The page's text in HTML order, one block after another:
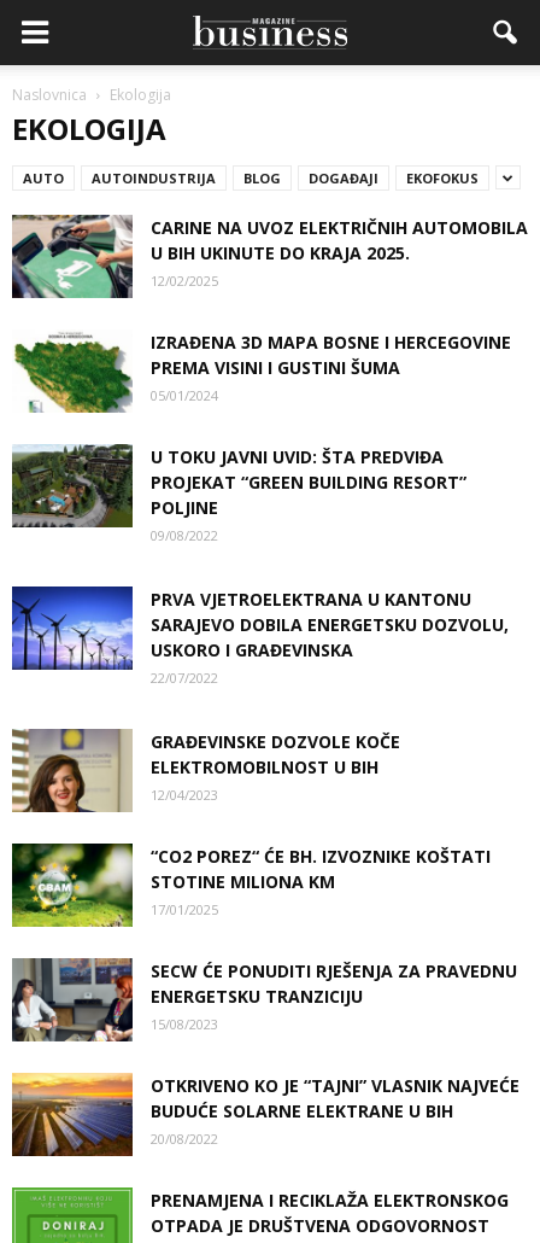
Naslovnica Ekologija
EKOLOGIJA
AUTO AUTOINDUSTRIJA BLOG DOGAĐAJI EKOFOKUS
CARINE NA UVOZ ELEKTRIČNIH AUTOMOBILA
U BIH UKINUTE DO KRAJA 2025.
12/02/2025
IZRAĐENA 3D MAPA BOSNE I HERCEGOVINE
PREMA VISINI I GUSTINI ŠUMA
05/01/2024
U TOKU JAVNI UVID: ŠTA PREDVIĐA
PROJEKAT “GREEN BUILDING RESORT”
POLJINE
09/08/2022
PRVA VJETROELEKTRANA U KANTONU
SARAJEVO DOBILA ENERGETSKU DOZVOLU,
USKORO I GRAĐEVINSKA
22/07/2022
GRAĐEVINSKE DOZVOLE KOČE
ELEKTROMOBILNOST U BIH
12/04/2023
“CO2 POREZ“ ĆE BH. IZVOZNIKE KOŠTATI
STOTINE MILIONA KM
17/01/2025
SECW ĆE PONUDITI RJEŠENJA ZA PRAVEDNU
ENERGETSKU TRANZICIJU
15/08/2023
OTKRIVENO KO JE “TAJNI” VLASNIK NAJVEĆE
BUDUĆE SOLARNE ELEKTRANE U BIH
20/08/2022
PRENAMJENA I RECIKLAŽA ELEKTRONSKOG
OTPADA JE DRUŠTVENA ODGOVORNOST